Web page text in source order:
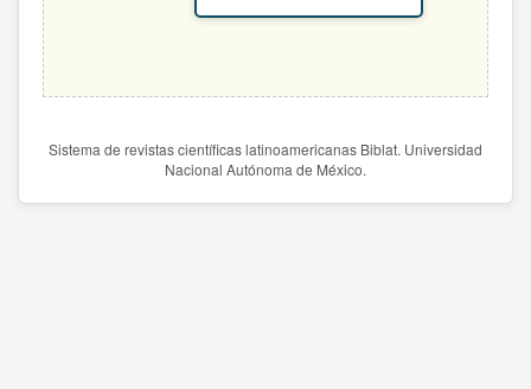
Sistema de revistas científicas latinoamericanas Biblat. Universidad
Nacional Autónoma de México.